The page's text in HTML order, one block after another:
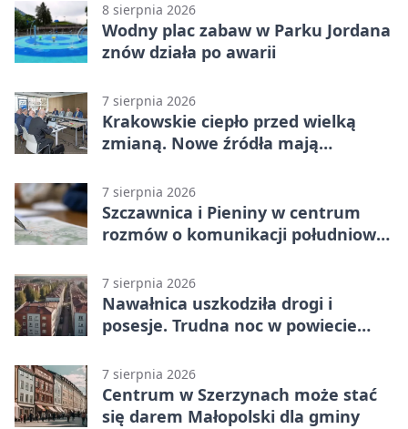
8 sierpnia 2026
Wodny plac zabaw w Parku Jordana
znów działa po awarii
7 sierpnia 2026
Krakowskie ciepło przed wielką
zmianą. Nowe źródła mają
7 sierpnia 2026
Szczawnica i Pieniny w centrum
rozmów o komunikacji południowej
7 sierpnia 2026
Nawałnica uszkodziła drogi i
posesje. Trudna noc w powiecie
7 sierpnia 2026
Centrum w Szerzynach może stać
się darem Małopolski dla gminy